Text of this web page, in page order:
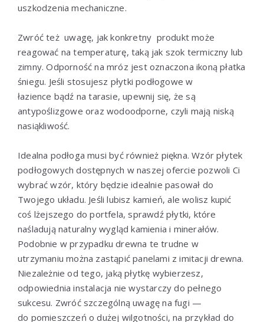
uszkodzenia mechaniczne.
Zwróć też uwagę, jak konkretny produkt może
reagować na temperaturę, taką jak szok termiczny lub
zimny. Odporność na mróz jest oznaczona ikoną płatka
śniegu. Jeśli stosujesz płytki podłogowe w
łazience bądź na tarasie, upewnij się, że są
antypoślizgowe oraz wodoodporne, czyli mają niską
nasiąkliwość.
Idealna podłoga musi być również piękna. Wzór płytek
podłogowych dostępnych w naszej ofercie pozwoli Ci
wybrać wzór, który będzie idealnie pasował do
Twojego układu. Jeśli lubisz kamień, ale wolisz kupić
coś lżejszego do portfela, sprawdź płytki, które
naśladują naturalny wygląd kamienia i minerałów.
Podobnie w przypadku drewna te trudne w
utrzymaniu można zastąpić panelami z imitacji drewna.
Niezależnie od tego, jaką płytkę wybierzesz,
odpowiednia instalacja nie wystarczy do pełnego
sukcesu. Zwróć szczególną uwagę na fugi —
do pomieszczeń o dużej wilgotności, na przykład do